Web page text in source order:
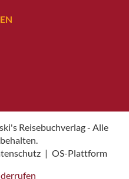
Reisebuchverlag - Alle
| OS-Plattform